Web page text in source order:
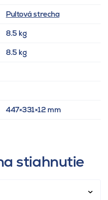
Pultová strecha
8.5 kg
8.5 kg
447×331×12 mm
stiahnutie